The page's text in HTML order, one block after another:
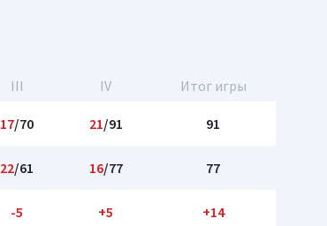
III IV Итог игры
17/70 21/91 91
22/61 16/77 77
-5 +5 +14